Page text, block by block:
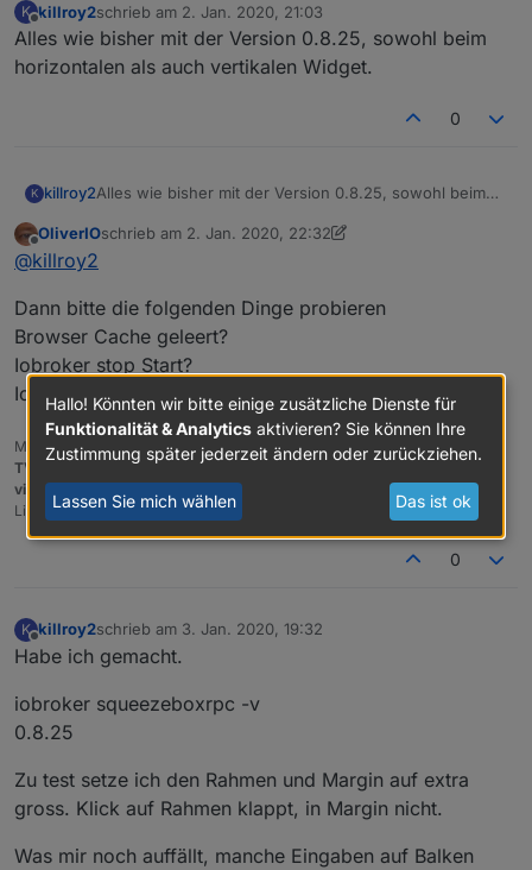
K
Offline
killroy2schrieb am 2. Jan. 2020, 21:03
zuletzt editiert von
Alles wie bisher mit der Version 0.8.25, sowohl beim
horizontalen als auch vertikalen Widget.
0
K killroy2Alles wie bisher mit der Version 0.8.25, sowohl beim
Offline
OliverIOschrieb am 2. Jan. 2020, 22:32
zuletzt editiert von OliverIO1. Feb. 2020, 23:34
@killroy2
Dann bitte die folgenden Dinge probieren
Browser Cache geleert?
Iobroker stop Start?
Iobroker upload squeezeboxrpc
Meine Adapter und Widgets
TVProgram
SqueezeboxRPC OpenLiga RSSFeed MyTime pi-hole2
vis-json-template,skiinfo,vis-mapwidgets
vis-2-widgets-rssfeed
Links imProfil
0
K
Offline
killroy2schrieb am 3. Jan. 2020, 19:32
zuletzt editiert von
Habe ich gemacht.
iobroker squeezeboxrpc -v
0.8.25
Zu test setze ich den Rahmen und Margin auf extra
gross. Klick auf Rahmen klappt, in Margin nicht.
Was mir noch auffällt, manche Eingaben auf Balken
Hallo! Könnten wir bitte einige zusätzliche Dienste für
Funktionalität & Analytics aktivieren? Sie können Ihre
Zustimmung später jederzeit ändern oder zurückziehen.
Lassen Sie mich wählen Das ist ok